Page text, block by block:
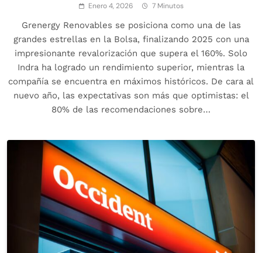
Enero 4, 2026 7 Minutos
Grenergy Renovables se posiciona como una de las
grandes estrellas en la Bolsa, finalizando 2025 con una
impresionante revalorización que supera el 160%. Solo
Indra ha logrado un rendimiento superior, mientras la
compañía se encuentra en máximos históricos. De cara al
nuevo año, las expectativas son más que optimistas: el
80% de las recomendaciones sobre…